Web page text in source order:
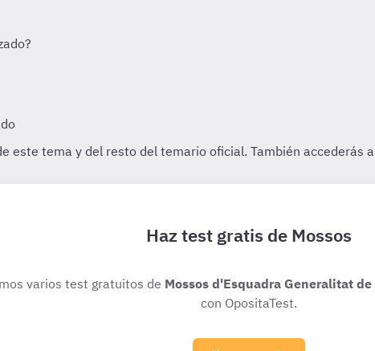
Haz test gratis de Mossos
varios test gratuitos de Mossos d'Esquadra Generalitat
con OpositaTest.